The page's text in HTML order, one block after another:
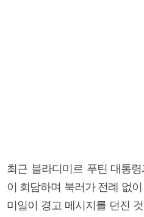
최근 블라디미르 푸틴 대통
이 회담하며 북러가 전례 없
미일이 경고 메시지를 던진